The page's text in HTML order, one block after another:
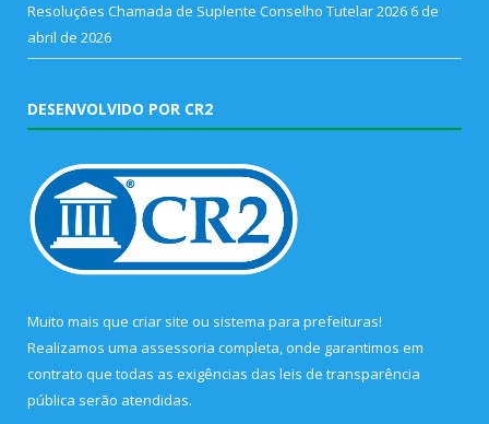
Resoluções Chamada de Suplente Conselho Tutelar 2026 6 de
abril de 2026
DESENVOLVIDO POR CR2
Muito mais que criar site ou sistema para prefeituras!
Realizamos uma assessoria completa, onde garantimos em
contrato que todas as exigências das leis de transparência
pública serão atendidas.